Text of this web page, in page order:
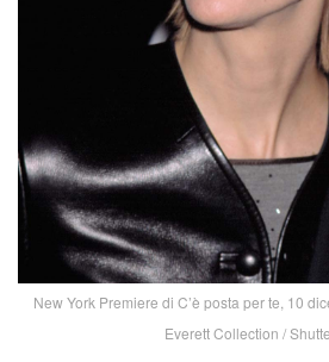
New York Premiere di C’è posta per te, 10
Everett Collection /